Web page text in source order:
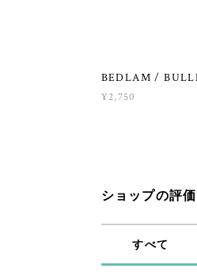
BEDLAM /
¥2,750
ショップの評価
すべて